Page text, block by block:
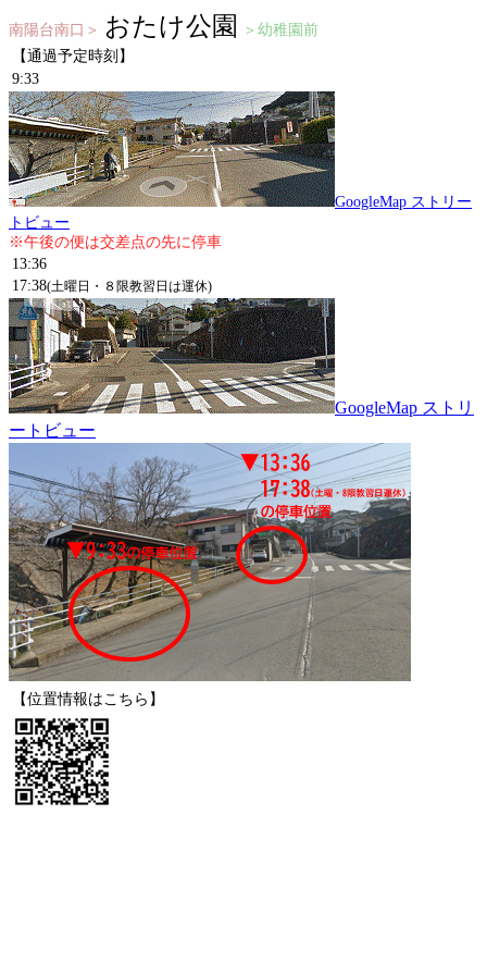
南陽台南口＞ おたけ公園
＞幼稚園前
【通過予定時刻】
9:33
GoogleMap ストリー
トビュー
※午後の便は交差点の先に停車
13:36
17:38(土曜日・８限教習日は運休)
GoogleMap ストリ
ートビュー
【位置情報はこちら】